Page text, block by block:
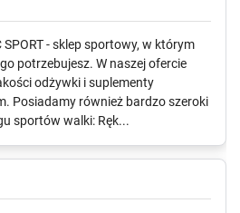
SPORT - sklep sportowy, w którym
potrzebujesz. W naszej ofercie
odżywki i suplementy
Posiadamy również bardzo szeroki
sportów walki: Ręk...